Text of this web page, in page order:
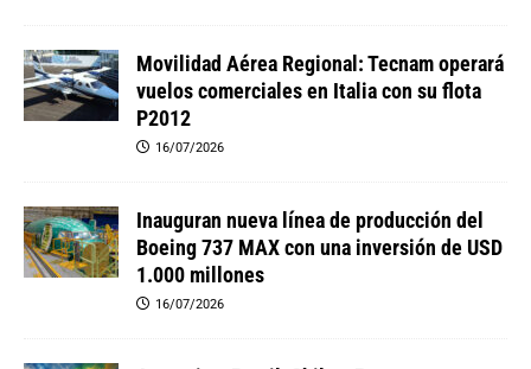
Movilidad Aérea Regional: Tecnam operará
vuelos comerciales en Italia con su flota
P2012
16/07/2026
Inauguran nueva línea de producción del
Boeing 737 MAX con una inversión de USD
1.000 millones
16/07/2026